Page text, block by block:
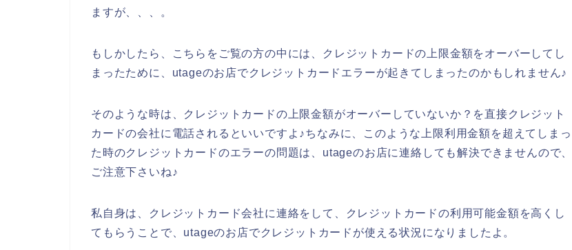
ますが、、、。
もしかしたら、こちらをご覧の方の中には、クレジットカードの上限金額をオーバーしてし
まったために、utageのお店でクレジットカードエラーが起きてしまったのかもしれません♪
そのような時は、クレジットカードの上限金額がオーバーしていないか？を直接クレジット
カードの会社に電話されるといいですよ♪ちなみに、このような上限利用金額を超えてしまっ
た時のクレジットカードのエラーの問題は、utageのお店に連絡しても解決できませんので、
ご注意下さいね♪
私自身は、クレジットカード会社に連絡をして、クレジットカードの利用可能金額を高くし
てもらうことで、utageのお店でクレジットカードが使える状況になりましたよ。